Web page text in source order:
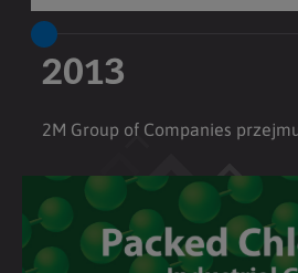
2013
2M Group of Companies